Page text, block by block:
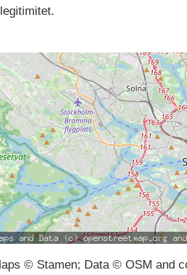
legitimitet.
© Stamen; Data © OSM and